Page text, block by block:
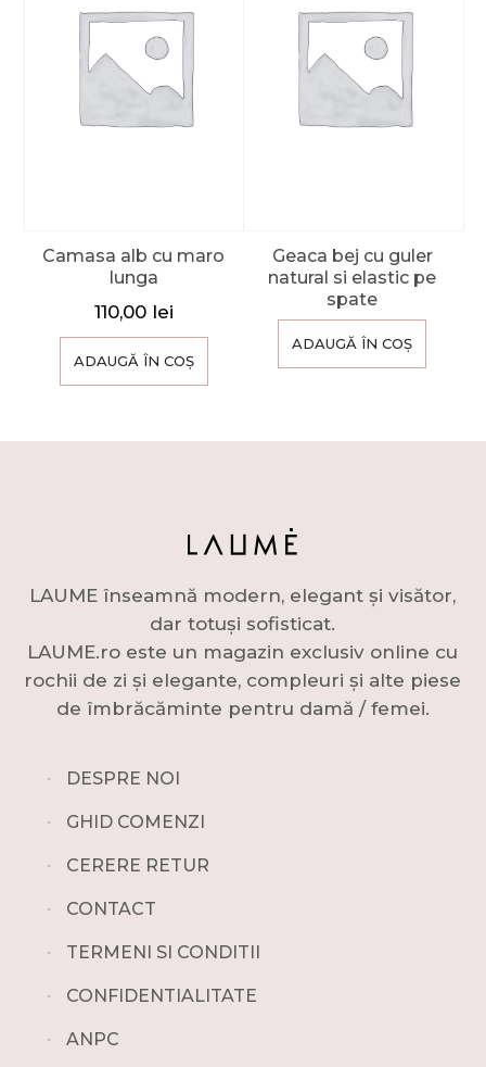
Camasa alb cu maro
lunga
110,00 lei
ADAUGĂ ÎN COȘ
Geaca bej cu guler
natural si elastic pe
spate
ADAUGĂ ÎN COȘ
LAUME înseamnă modern, elegant și visător,
dar totuși sofisticat.
LAUME.ro este un magazin exclusiv online cu
rochii de zi și elegante, compleuri și alte piese
de îmbrăcăminte pentru damă / femei.
∙ DESPRE NOI
∙ GHID COMENZI
∙ CERERE RETUR
∙ CONTACT
∙ TERMENI SI CONDITII
∙ CONFIDENTIALITATE
∙ ANPC